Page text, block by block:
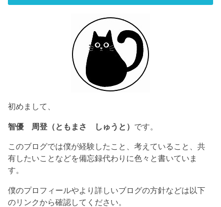
初めまして、
智優 周登（ともまさ しゅうと） です。
このブログでは僕が経験したこと、考えていること、共
有したいことなどを備忘録代わりに色々と書いていま
す。
僕のプロフィールやより詳しいブログの方針などは以下
のリンクから確認してください。